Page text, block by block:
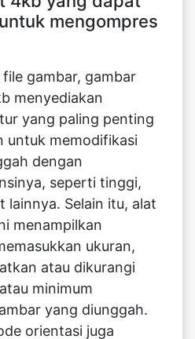
gambar, gambar
menyediakan
yang paling penting
untuk memodifikasi
dengan
seperti tinggi,
Selain itu, alat
menampilkan
ukuran,
atau dikurangi
minimum
yang diunggah.
orientasi juga
yang tepat
ini. Kompresor
kesempatan bagi